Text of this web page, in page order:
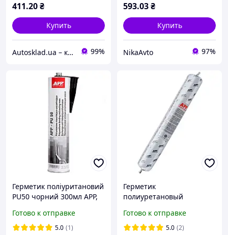
411.20₴
Купить
Autosklad.ua – краски, автоэмали, герметики, лаки, наборы инструментов, компрессоры 99%
593.03₴
Купить
NikaAvto 97%
Герметик поліуритановий
PU50 чорний 300мл APP,
Готово к отправке
5.0 (1)
Герметик
полиуретановый
черный 600 мл
Готово к отправке
5.0 (2)